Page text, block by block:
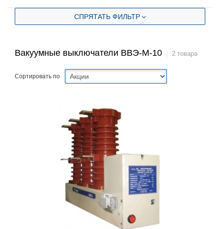
СПРЯТАТЬ ФИЛЬТР
Вакуумные выключатели ВВЭ-М-10 2 товара
Сортировать по